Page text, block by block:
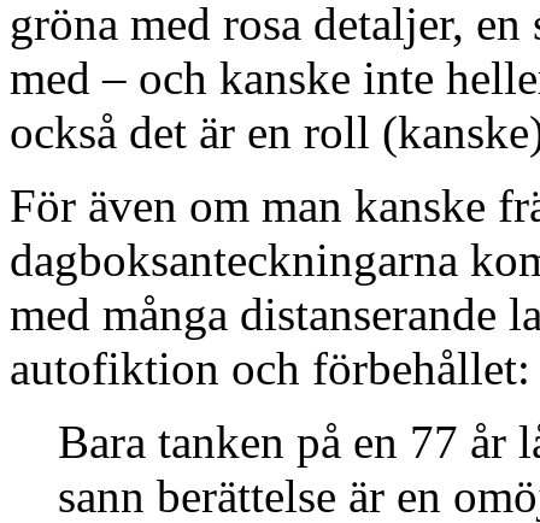
gröna med rosa detaljer,
med – och kanske inte
också det är en roll
För även om man kanske
dagboksanteckningarna
med många distanserande
autofiktion och förbehållet:
Bara tanken på en 77 år
sann berättelse är en